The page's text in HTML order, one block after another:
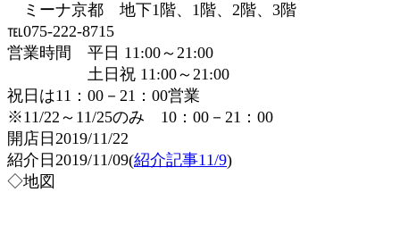
ミーナ京都 地下1階、1階、2階、3階
℡075-222-8715
営業時間 平日 11:00～21:00
土日祝 11:00～21:00
祝日は11：00－21：00営業
※11/22～11/25のみ 10：00－21：00
開店日2019/11/22
紹介日2019/11/09(紹介記事11/9)
◇地図